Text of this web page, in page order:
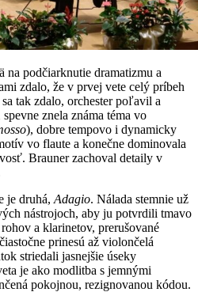
na podčiarknutie dramatizmu a
zdalo, že v prvej vete celý príbeh
tak zdalo, orchester poľavil a
znela známa téma vo
), dobre tempovo i dynamicky
vo flaute a konečne dominovala
Brauner zachoval detaily v
je druhá, Adagio. Nálada stemnie už
nástrojoch, aby ju potvrdili tmavo
a klarinetov, prerušované
prinesú až violončelá
striedali jasnejšie úseky
je ako modlitba s jemnými
pokojnou, rezignovanou kódou.